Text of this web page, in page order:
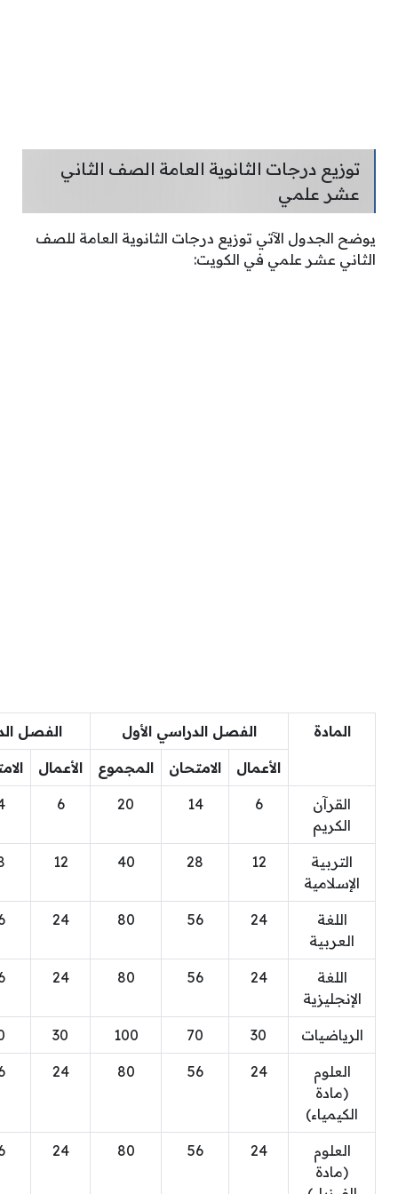
توزيع درجات الثانوية العامة الصف الثاني
عشر علمي
يوضح الجدول الآتي توزيع درجات الثانوية العامة للصف
الثاني عشر علمي في الكويت:
المادة الفصل الدراسي الأول الفصل
الأعمال الامتحان المجموع الأعمال
القرآن
الكريم
6
14
20
6
التربية
الإسلامية
12
28
40
12
اللغة
العربية
24
56
80
24
اللغة
الإنجليزية
24
56
80
24
الرياضيات 30
70
100
30
العلوم
(مادة
الكيمياء)
24
56
80
24
العلوم
(مادة
24
56
80
24